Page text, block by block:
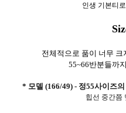
인생 기본티
전체적으로 품이 너무 크
55~66반분들까
* 모델 (166/49) - 정55사이즈
힙선 중간쯤